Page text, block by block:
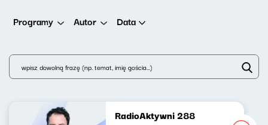
Programy Autor Data
RadioAktywni 288